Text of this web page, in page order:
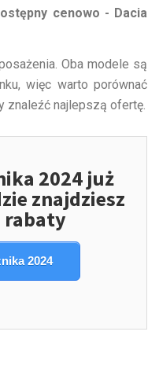
cenowo - Dacia
Oba modele są
więc warto porównać
znaleźć najlepszą ofertę.
2024 już
znajdziesz
rabaty
2024